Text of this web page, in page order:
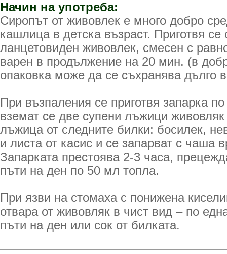
Начин на употреба:
Сиропът от живовлек е много добро
кашлица в детска възраст. Приготвя се
ланцетовиден живовлек, смесен с
варен в продължение на 20 мин. (в
опаковка може да се съхранява дълго
При възпаления се приготвя запарка
вземат се две супени лъжици
лъжица от следните билки: босилек,
и листа от касис и се запарват с чаша
Запарката престоява 2-3 часа,
пъти на ден по 50 мл топла.
При язви на стомаха с понижена
отвара от живовляк в чист вид – по
пъти на ден или сок от билката.